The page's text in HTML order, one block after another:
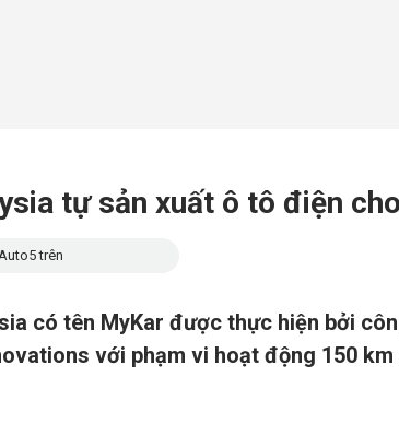
tự sản xuất ô tô điện
trên
có tên MyKar được thực hiện bởi
với phạm vi hoạt động 150 km